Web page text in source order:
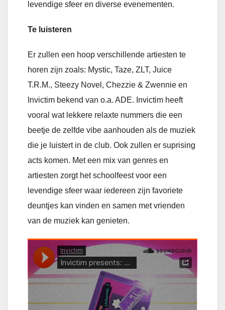
levendige sfeer en diverse evenementen.
Te luisteren
Er zullen een hoop verschillende artiesten te
horen zijn zoals: Mystic, Taze, ZLT, Juice
T.R.M., Steezy Novel, Chezzie & Zwennie en
Invictim bekend van o.a. ADE. Invictim heeft
vooral wat lekkere relaxte nummers die een
beetje de zelfde vibe aanhouden als de muziek
die je luistert in de club. Ook zullen er suprising
acts komen. Met een mix van genres en
artiesten zorgt het schoolfeest voor een
levendige sfeer waar iedereen zijn favoriete
deuntjes kan vinden en samen met vrienden
van de muziek kan genieten.